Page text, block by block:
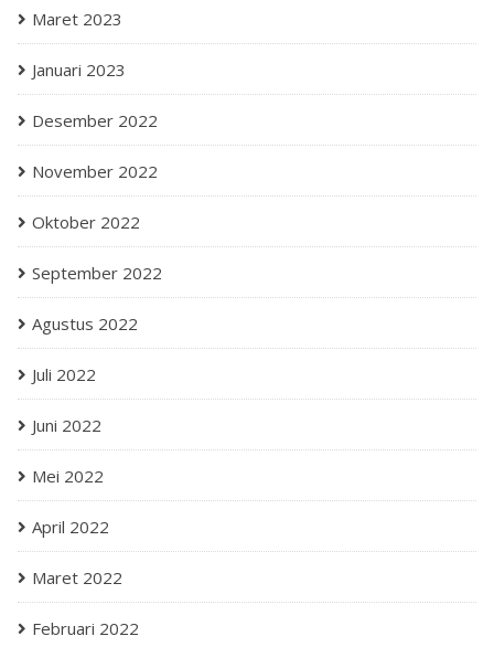
Maret 2023
Januari 2023
Desember 2022
November 2022
Oktober 2022
September 2022
Agustus 2022
Juli 2022
Juni 2022
Mei 2022
April 2022
Maret 2022
Februari 2022